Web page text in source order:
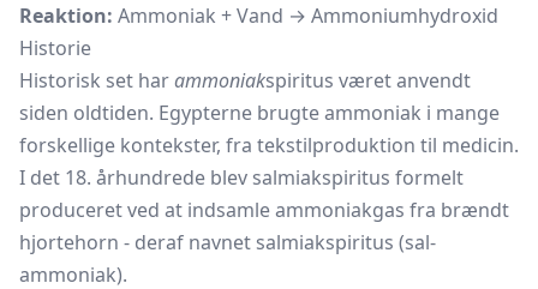
Reaktion: Ammoniak + Vand → Ammoniumhydroxid
Historie
Historisk set harammoniakspiritus været anvendt
siden oldtiden. Egypterne brugte ammoniak i mange
forskellige kontekster, fra tekstilproduktion til medicin.
I det 18. århundrede blev salmiakspiritus formelt
produceret ved at indsamle ammoniakgas fra brændt
hjortehorn - deraf navnet salmiakspiritus (sal-
ammoniak).